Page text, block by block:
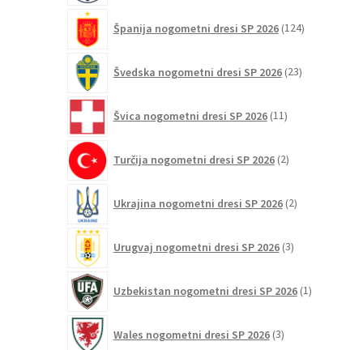
Španija nogometni dresi SP 2026 124izdelkov
Švedska nogometni dresi SP 2026 23izdelkov
Švica nogometni dresi SP 2026 11izdelkov
Turčija nogometni dresi SP 2026 2izdelka
Ukrajina nogometni dresi SP 2026 2izdelka
Urugvaj nogometni dresi SP 2026 3izdelki
Uzbekistan nogometni dresi SP 2026 1izdelek
Wales nogometni dresi SP 2026 3izdelki